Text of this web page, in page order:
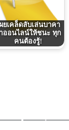
ยเคล็ดลับเล่นบาคา
ออนไลน์ให้ชนะ ทุก
คนต้องรู้!
Home
in